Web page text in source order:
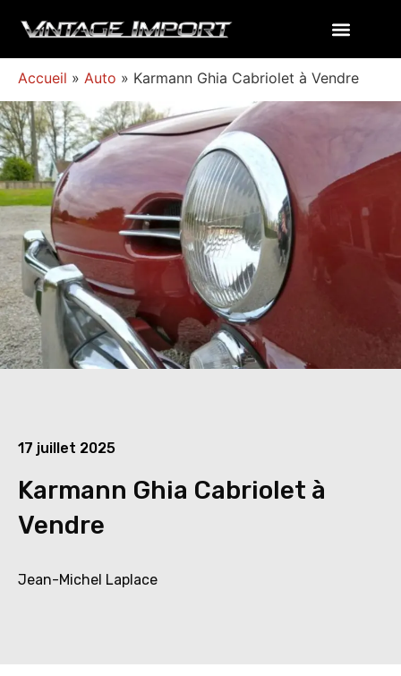
Accueil » Auto » Karmann Ghia Cabriolet à Vendre
17 juillet 2025
Karmann Ghia Cabriolet à
Vendre
Jean-Michel Laplace